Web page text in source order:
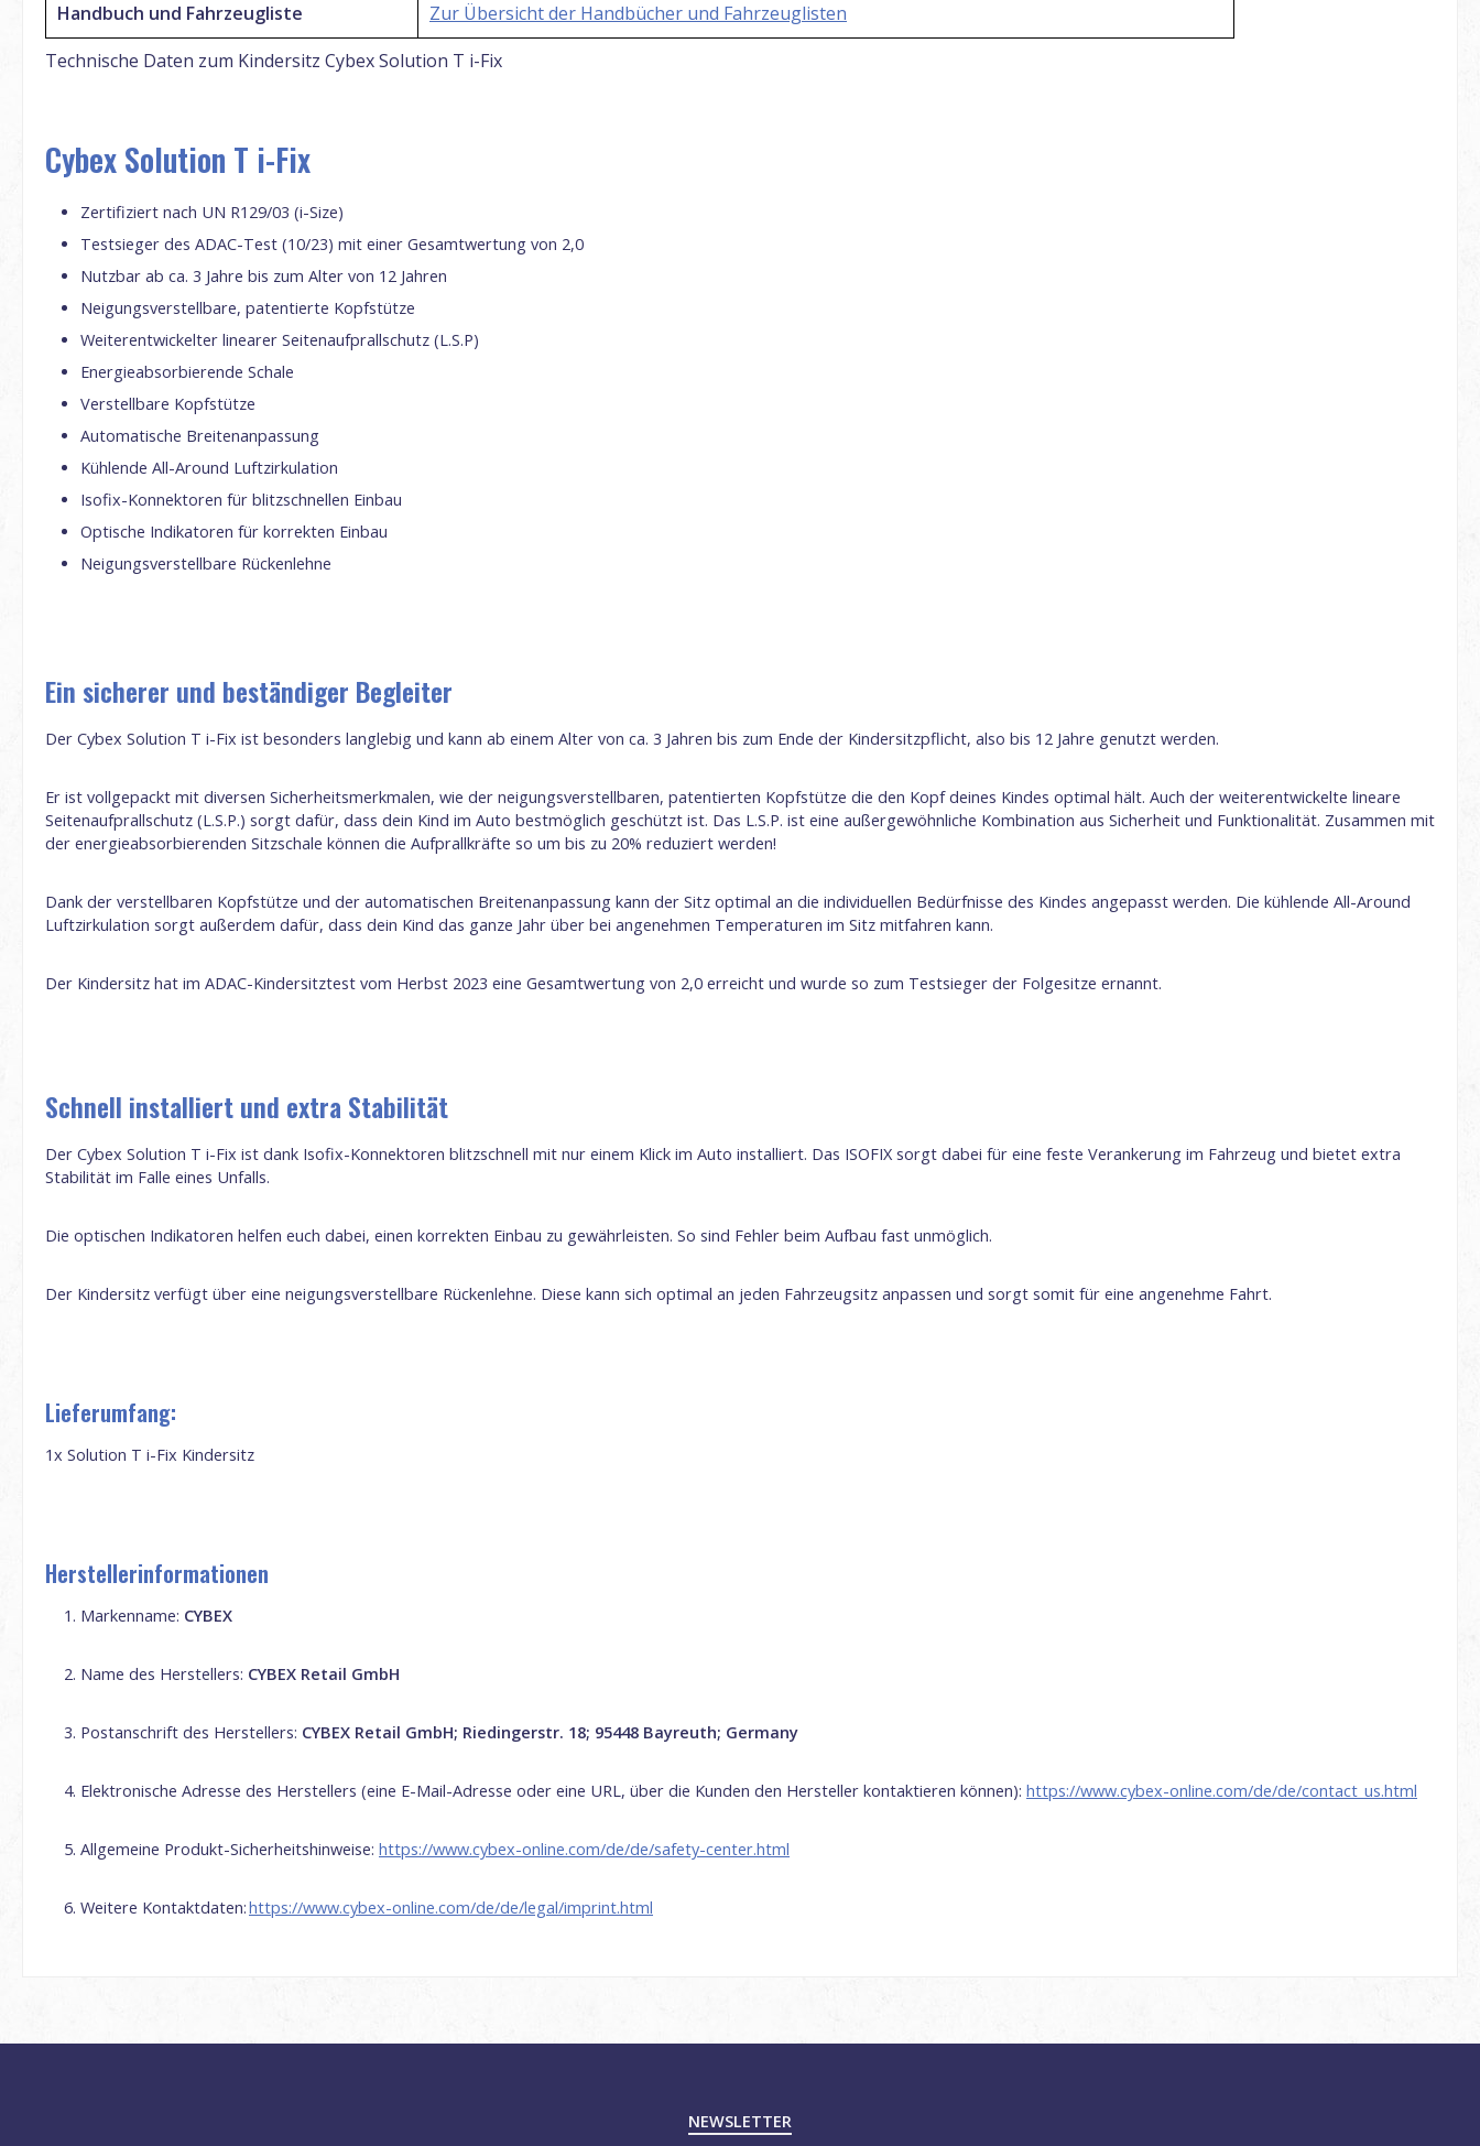
Technische Daten zum Kindersitz Cybex Solution T i-Fix
Handbuch und Fahrzeugliste Zur Übersicht der Handbücher und Fahrzeuglisten
Cybex Solution T i-Fix
Zertifiziert nach UN R129/03 (i-Size)
Testsieger des ADAC-Test (10/23) mit einer Gesamtwertung von 2,0
Nutzbar ab ca. 3 Jahre bis zum Alter von 12 Jahren
Neigungsverstellbare, patentierte Kopfstütze
Weiterentwickelter linearer Seitenaufprallschutz (L.S.P)
Energieabsorbierende Schale
Verstellbare Kopfstütze
Automatische Breitenanpassung
Kühlende All-Around Luftzirkulation
Isofix-Konnektoren für blitzschnellen Einbau
Optische Indikatoren für korrekten Einbau
Neigungsverstellbare Rückenlehne
Ein sicherer und beständiger Begleiter
Der Cybex Solution T i-Fix ist besonders langlebig und kann ab einem Alter von ca. 3 Jahren bis zum Ende der Kindersitzpflicht, also bis 12 Jahre genutzt werden.
Er ist vollgepackt mit diversen Sicherheitsmerkmalen, wie der neigungsverstellbaren, patentierten Kopfstütze die den Kopf deines Kindes optimal hält. Auch der weiterentwickelte lineare
Seitenaufprallschutz (L.S.P.) sorgt dafür, dass dein Kind im Auto bestmöglich geschützt ist. Das L.S.P. ist eine außergewöhnliche Kombination aus Sicherheit und Funktionalität. Zusammen mit
der energieabsorbierenden Sitzschale können die Aufprallkräfte so um bis zu 20% reduziert werden!
Dank der verstellbaren Kopfstütze und der automatischen Breitenanpassung kann der Sitz optimal an die individuellen Bedürfnisse des Kindes angepasst werden. Die kühlende All-Around
Luftzirkulation sorgt außerdem dafür, dass dein Kind das ganze Jahr über bei angenehmen Temperaturen im Sitz mitfahren kann.
Der Kindersitz hat im ADAC-Kindersitztest vom Herbst 2023 eine Gesamtwertung von 2,0 erreicht und wurde so zum Testsieger der Folgesitze ernannt.
Schnell installiert und extra Stabilität
Der Cybex Solution T i-Fix ist dank Isofix-Konnektoren blitzschnell mit nur einem Klick im Auto installiert. Das ISOFIX sorgt dabei für eine feste Verankerung im Fahrzeug und bietet extra
Stabilität im Falle eines Unfalls.
Die optischen Indikatoren helfen euch dabei, einen korrekten Einbau zu gewährleisten. So sind Fehler beim Aufbau fast unmöglich.
Der Kindersitz verfügt über eine neigungsverstellbare Rückenlehne. Diese kann sich optimal an jeden Fahrzeugsitz anpassen und sorgt somit für eine angenehme Fahrt.
Lieferumfang:
1x Solution T i-Fix Kindersitz
Herstellerinformationen
Markenname: CYBEX
Name des Herstellers: CYBEX Retail GmbH
Postanschrift des Herstellers: CYBEX Retail GmbH; Riedingerstr. 18; 95448 Bayreuth; Germany
Elektronische Adresse des Herstellers (eine E-Mail-Adresse oder eine URL, über die Kunden den Hersteller kontaktieren können): https://www.cybex-online.com/de/de/contact_us.html
Allgemeine Produkt-Sicherheitshinweise: https://www.cybex-online.com/de/de/safety-center.html
Weitere Kontaktdaten:https://www.cybex-online.com/de/de/legal/imprint.html
NEWSLETTER